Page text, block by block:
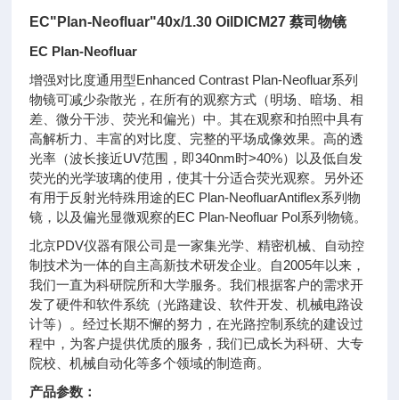
EC"Plan-Neofluar"40x/1.30 OilDICM27 蔡司物镜
EC Plan-Neofluar
增强对比度通用型Enhanced Contrast Plan-Neofluar系列
物镜可减少杂散光，在所有的观察方式（明场、暗场、相
差、微分干涉、荧光和偏光）中。其在观察和拍照中具有
高解析力、丰富的对比度、完整的平场成像效果。高的透
光率（波长接近UV范围，即340nm时>40%）以及低自发
荧光的光学玻璃的使用，使其十分适合荧光观察。另外还
有用于反射光特殊用途的EC Plan-NeofluarAntiflex系列物
镜，以及偏光显微观察的EC Plan-Neofluar Pol系列物镜。
北京PDV仪器有限公司是一家集光学、精密机械、自动控
制技术为一体的自主高新技术研发企业。自2005年以来，
我们一直为科研院所和大学服务。我们根据客户的需求开
发了硬件和软件系统（光路建设、软件开发、机械电路设
计等）。经过长期不懈的努力，在光路控制系统的建设过
程中，为客户提供优质的服务，我们已成长为科研、大专
院校、机械自动化等多个领域的制造商。
产品参数：